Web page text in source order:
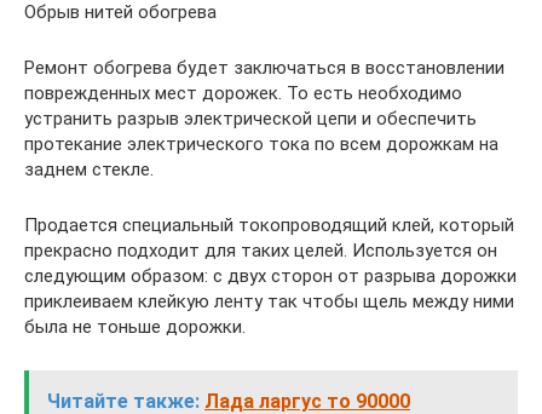
Обрыв нитей обогрева
Ремонт обогрева будет заключаться в восстановлении
поврежденных мест дорожек. То есть необходимо
устранить разрыв электрической цепи и обеспечить
протекание электрического тока по всем дорожкам на
заднем стекле.
Продается специальный токопроводящий клей, который
прекрасно подходит для таких целей. Используется он
следующим образом: с двух сторон от разрыва дорожки
приклеиваем клейкую ленту так чтобы щель между ними
была не тоньше дорожки.
Читайте также: Лада ларгус то 90000